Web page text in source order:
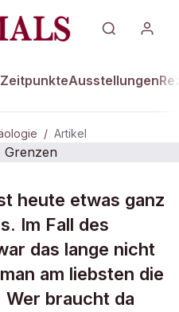
ZeitpunkteAusstellungen
/ Artikel
an seine
heute etwas ganz
Im Fall des
das lange nicht
am liebsten die
braucht da